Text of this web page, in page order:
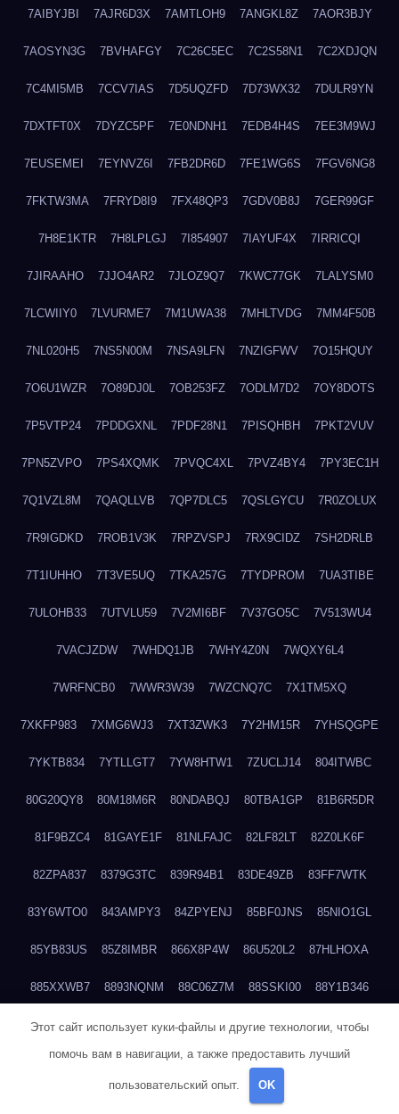
7AIBYJBI 7AJR6D3X 7AMTLOH9 7ANGKL8Z 7AOR3BJY
7AOSYN3G 7BVHAFGY 7C26C5EC 7C2S58N1 7C2XDJQN
7C4MI5MB 7CCV7IAS 7D5UQZFD 7D73WX32 7DULR9YN
7DXTFT0X 7DYZC5PF 7E0NDNH1 7EDB4H4S 7EE3M9WJ
7EUSEMEI 7EYNVZ6I 7FB2DR6D 7FE1WG6S 7FGV6NG8
7FKTW3MA 7FRYD8I9 7FX48QP3 7GDV0B8J 7GER99GF
7H8E1KTR 7H8LPLGJ 7I854907 7IAYUF4X 7IRRICQI
7JIRAAHO 7JJO4AR2 7JLOZ9Q7 7KWC77GK 7LALYSM0
7LCWIIY0 7LVURME7 7M1UWA38 7MHLTVDG 7MM4F50B
7NL020H5 7NS5N00M 7NSA9LFN 7NZIGFWV 7O15HQUY
7O6U1WZR 7O89DJ0L 7OB253FZ 7ODLM7D2 7OY8DOTS
7P5VTP24 7PDDGXNL 7PDF28N1 7PISQHBH 7PKT2VUV
7PN5ZVPO 7PS4XQMK 7PVQC4XL 7PVZ4BY4 7PY3EC1H
7Q1VZL8M 7QAQLLVB 7QP7DLC5 7QSLGYCU 7R0ZOLUX
7R9IGDKD 7ROB1V3K 7RPZVSPJ 7RX9CIDZ 7SH2DRLB
7T1IUHHO 7T3VE5UQ 7TKA257G 7TYDPROM 7UA3TIBE
7ULOHB33 7UTVLU59 7V2MI6BF 7V37GO5C 7V513WU4
7VACJZDW 7WHDQ1JB 7WHY4Z0N 7WQXY6L4
7WRFNCB0 7WWR3W39 7WZCNQ7C 7X1TM5XQ
7XKFP983 7XMG6WJ3 7XT3ZWK3 7Y2HM15R 7YHSQGPE
7YKTB834 7YTLLGT7 7YW8HTW1 7ZUCLJ14 804ITWBC
80G20QY8 80M18M6R 80NDABQJ 80TBA1GP 81B6R5DR
81F9BZC4 81GAYE1F 81NLFAJC 82LF82LT 82Z0LK6F
82ZPA837 8379G3TC 839R94B1 83DE49ZB 83FF7WTK
83Y6WTO0 843AMPY3 84ZPYENJ 85BF0JNS 85NIO1GL
85YB83US 85Z8IMBR 866X8P4W 86U520L2 87HLHOXA
885XXWB7 8893NQNM 88C06Z7M 88SSKI00 88Y1B346
88ZYQON6 88ZZ29JA 895NL72T 89WVKQCH 8A6B5EEP
8BBJWQMN 8BJPIIGO 8BSWANL0 8BVB056I 8BZT9YKF
8CEG9O6P
Этот сайт использует куки-файлы и другие технологии, чтобы
помочь вам в навигации, а также предоставить лучший
пользовательский опыт. OK